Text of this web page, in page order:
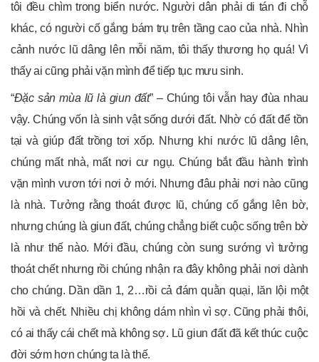
tôi đều chìm trong biển nước. Người dân phải di tán đi chỗ
khác, có người cố gắng bám trụ trên tầng cao của nhà. Nhìn
cảnh nước lũ dâng lên mỗi năm, tôi thấy thương họ quá! Vì
thấy ai cũng phải vặn mình để tiếp tục mưu sinh.
“Đặc sản mùa lũlà giun đất” – Chúng tôi vẫn hay đùa nhau
vậy. Chúng vốn là sinh vật sống dưới đất. Nhờ có đất để tồn
tại và giúp đất trồng tơi xốp. Nhưng khi nước lũ dâng lên,
chúng mất nhà, mất nơi cư ngụ. Chúng bắt đầu hành trình
vặn mình vươn tới nơi ở mới. Nhưng đâu phải nơi nào cũng
là nhà. Tưởng rằng thoát được lũ, chúng cố gắng lên bờ,
nhưng chúng là giun đất, chúng chẳng biết cuộc sống trên bờ
là như thế nào. Mới đầu, chúng còn sung sướng vì tưởng
thoát chết nhưng rồi chúng nhận ra đây không phải nơi dành
cho chúng. Dần dần 1, 2…rồi cả đám quằn quại, lăn lội một
hồi và chết. Nhiều chị không dám nhìn vì sợ. Cũng phải thôi,
có ai thấy cái chết mà không sợ. Lũ giun đất đã kết thúc cuộc
đời sớm hơn chúng ta là thế.